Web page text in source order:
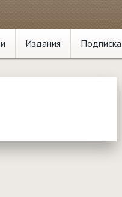
Издания Подписка